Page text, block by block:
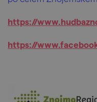
https://
https://